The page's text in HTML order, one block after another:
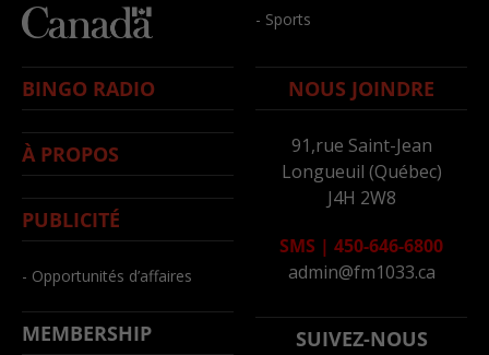
- Sports
BINGO RADIO
À PROPOS
PUBLICITÉ
- Opportunités d’affaires
MEMBERSHIP
NOUS JOINDRE
91,rue Saint-Jean
Longueuil (Québec)
J4H 2W8
SMS | 450-646-6800
admin@fm1033.ca
SUIVEZ-NOUS